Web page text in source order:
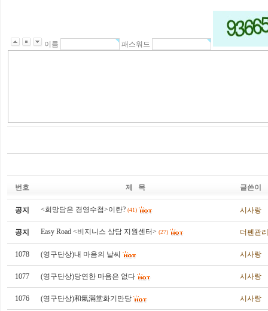
이름 패스워드
번호 제 목 글쓴이
공지 <희망담은 경영수첩>이란? (41) 시사랑
공지 Easy Road <비지니스 상담 지원센터> (27) 더펜관
1078 (영구단상)내 마음의 날씨 시사랑
1077 (영구단상)당연한 마음은 없다 시사랑
1076 (영구단상)和氣滿堂화기만당 시사랑